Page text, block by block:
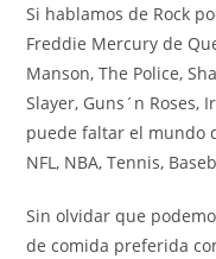
Si hablamos de Rock
Freddie Mercury de
Manson, The Police,
Slayer, Guns´n Roses,
puede faltar el mundo
NFL, NBA, Tennis,
Sin olvidar que
de comida preferida